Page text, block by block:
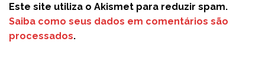
Este site utiliza o Akismet para reduzir spam.
Saiba como seus dados em comentários são
processados.